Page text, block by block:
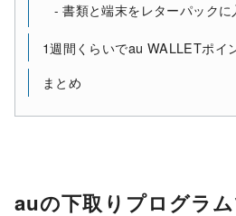
書類と端末をレターパックに
1週間くらいでau WALLETポイ
まとめ
auの下取りプログラ